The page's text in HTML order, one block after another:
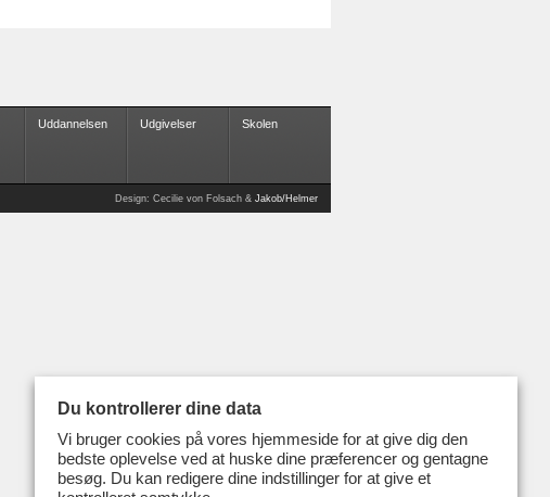
Uddannelsen Udgivelser Skolen
Design: Cecilie von Folsach & Jakob/Helmer
Du kontrollerer dine data
Vi bruger cookies på vores hjemmeside for at give dig den
bedste oplevelse ved at huske dine præferencer og gentagne
besøg. Du kan redigere dine indstillinger for at give et